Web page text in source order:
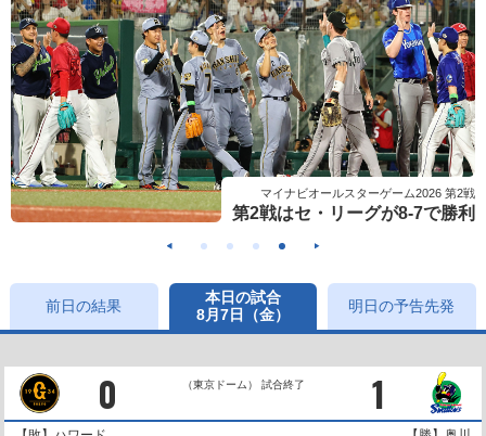
マイナビオールスターゲーム2026 第2戦
第2戦はセ・リーグが8-7で勝利
前日の結果
本日の試合
8月7日（金）
明日の予告先発
0 1
（東京ドーム） 試合終了